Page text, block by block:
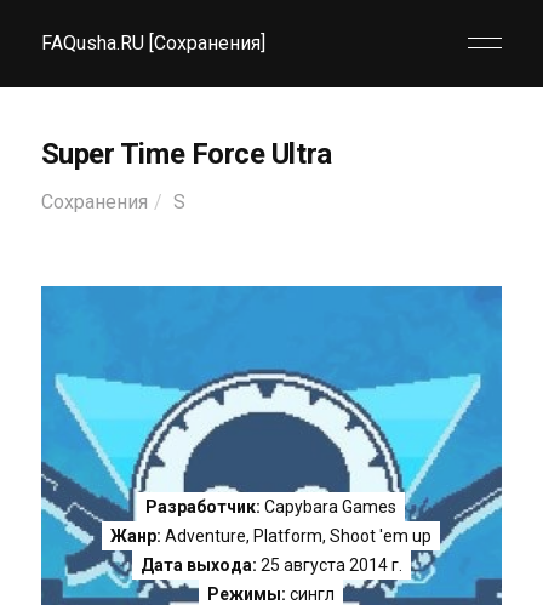
FAQusha.RU [Сохранения]
Super Time Force Ultra
Сохранения S
Разработчик: Capybara Games
Жанр: Adventure, Platform,Shoot 'em up
Дата выхода: 25 августа 2014 г.
Режимы: сингл